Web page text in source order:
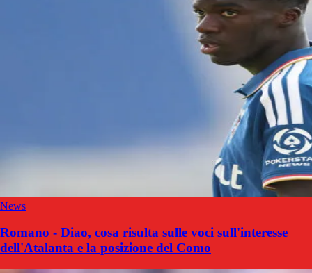
News
Romano - Diao, cosa risulta sulle voci sull'interesse
dell'Atalanta e la posizione del Como